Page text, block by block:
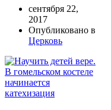
сентября 22,
2017
Опубликовано в
Церковь